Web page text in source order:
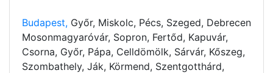
Budapest, Győr, Miskolc, Pécs, Szeged, Debrecen
Mosonmagyaróvár, Sopron, Fertőd, Kapuvár,
Csorna, Győr, Pápa, Celldömölk, Sárvár, Kőszeg,
Szombathely, Ják, Körmend, Szentgotthárd,